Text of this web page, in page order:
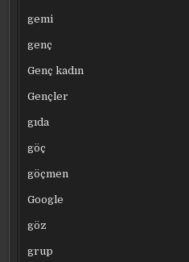
gemi
genç
Genç kadın
Gençler
gıda
göç
göçmen
Google
göz
grup